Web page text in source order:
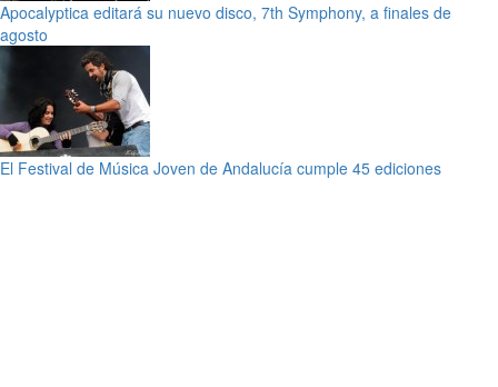
Apocalyptica editará su nuevo disco, 7th Symphony, a finales de
agosto
El Festival de Música Joven de Andalucía cumple 45 ediciones